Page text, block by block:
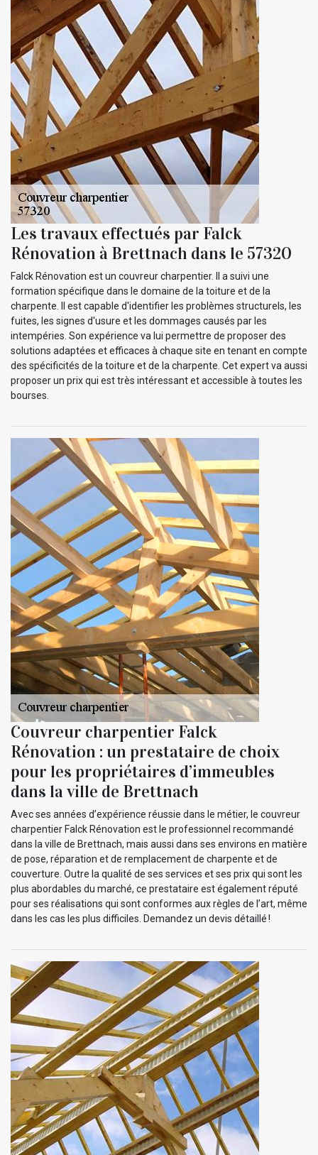
Les travaux effectués par Falck
Rénovation à Brettnach dans le 57320
Falck Rénovation est un couvreur charpentier. Il a suivi une
formation spécifique dans le domaine de la toiture et de la
charpente. Il est capable d'identifier les problèmes structurels, les
fuites, les signes d'usure et les dommages causés par les
intempéries. Son expérience va lui permettre de proposer des
solutions adaptées et efficaces à chaque site en tenant en compte
des spécificités de la toiture et de la charpente. Cet expert va aussi
proposer un prix qui est très intéressant et accessible à toutes les
bourses.
Couvreur charpentier Falck
Rénovation : un prestataire de choix
pour les propriétaires d’immeubles
dans la ville de Brettnach
Avec ses années d’expérience réussie dans le métier, le couvreur
charpentier Falck Rénovation est le professionnel recommandé
dans la ville de Brettnach, mais aussi dans ses environs en matière
de pose, réparation et de remplacement de charpente et de
couverture. Outre la qualité de ses services et ses prix qui sont les
plus abordables du marché, ce prestataire est également réputé
pour ses réalisations qui sont conformes aux règles de l’art, même
dans les cas les plus difficiles. Demandez un devis détaillé !